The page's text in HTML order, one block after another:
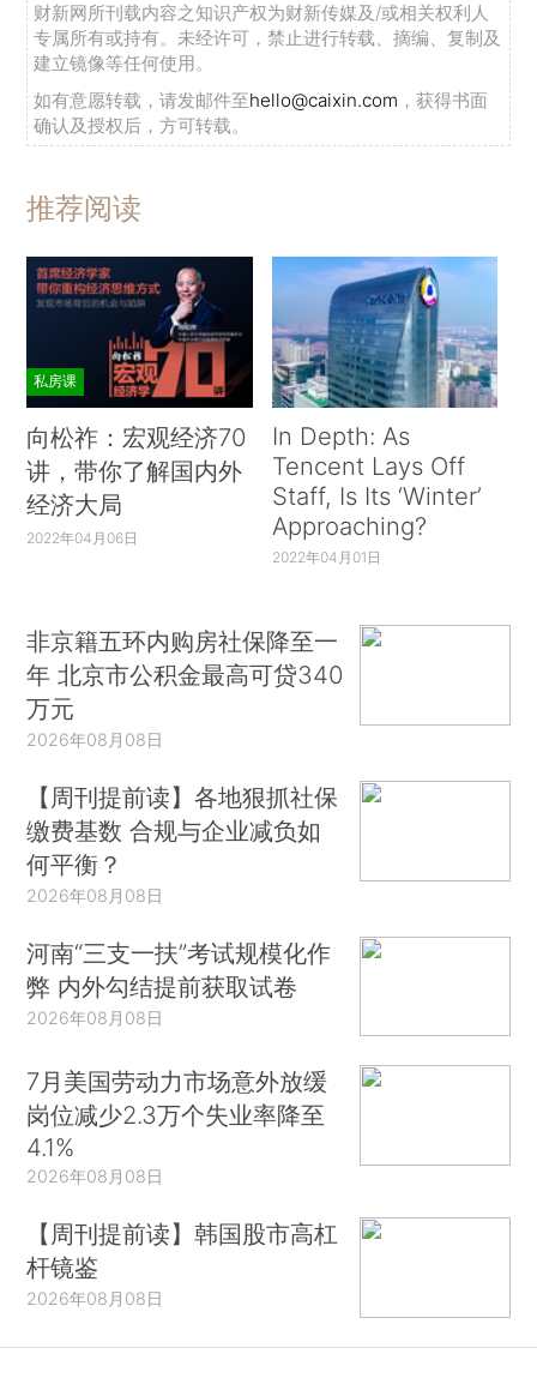
财新网所刊载内容之知识产权为财新传媒及/或相关权利人
专属所有或持有。未经许可，禁止进行转载、摘编、复制及
建立镜像等任何使用。
如有意愿转载，请发邮件至hello@caixin.com ，获得书面
确认及授权后，方可转载。
推荐阅读
私房课
向松祚：宏观经济70
讲，带你了解国内外
经济大局
2022年04月06日
In Depth: As
Tencent Lays Off
Staff, Is Its ‘Winter’
Approaching?
2022年04月01日
非京籍五环内购房社保降至一
年 北京市公积金最高可贷340
万元
2026年08月08日
【周刊提前读】各地狠抓社保
缴费基数 合规与企业减负如
何平衡？
2026年08月08日
河南“三支一扶”考试规模化作
弊 内外勾结提前获取试卷
2026年08月08日
7月美国劳动力市场意外放缓
岗位减少2.3万个失业率降至
4.1%
2026年08月08日
【周刊提前读】韩国股市高杠
杆镜鉴
2026年08月08日